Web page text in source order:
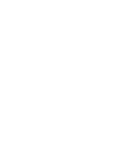
con una voz
de brumas, de
Ha creado al escritor
egos de nuestra
la cierra, y escribe,
León
sus habitantes. Una de
relatos, los limeños no